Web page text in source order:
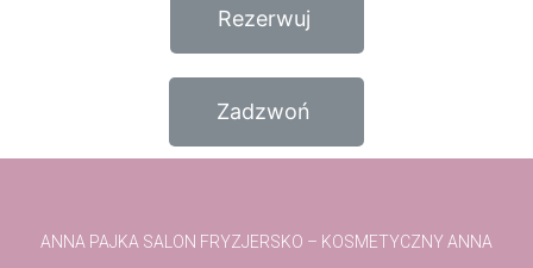
Rezerwuj
Zadzwoń
ANNA PAJKA SALON FRYZJERSKO – KOSMETYCZNY ANNA